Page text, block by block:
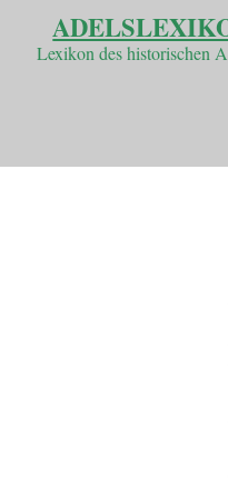
Lexikon des historischen